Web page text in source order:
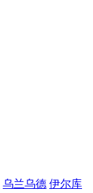
乌兰乌德 伊尔库